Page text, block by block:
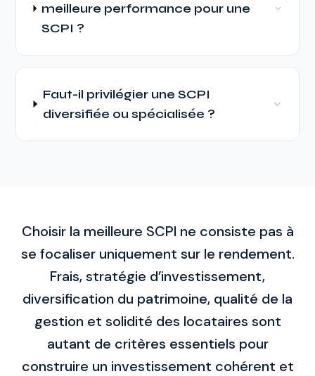
meilleure performance pour une
SCPI ?
Faut-il privilégier une SCPI
diversifiée ou spécialisée ?
Choisir la meilleure SCPI ne consiste pas à
se focaliser uniquement sur le rendement.
Frais, stratégie d’investissement,
diversification du patrimoine, qualité de la
gestion et solidité des locataires sont
autant de critères essentiels pour
construire un investissement cohérent et